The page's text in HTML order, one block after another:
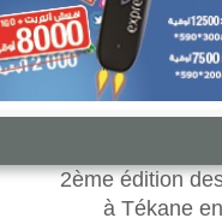
2ème édition
à Tékane